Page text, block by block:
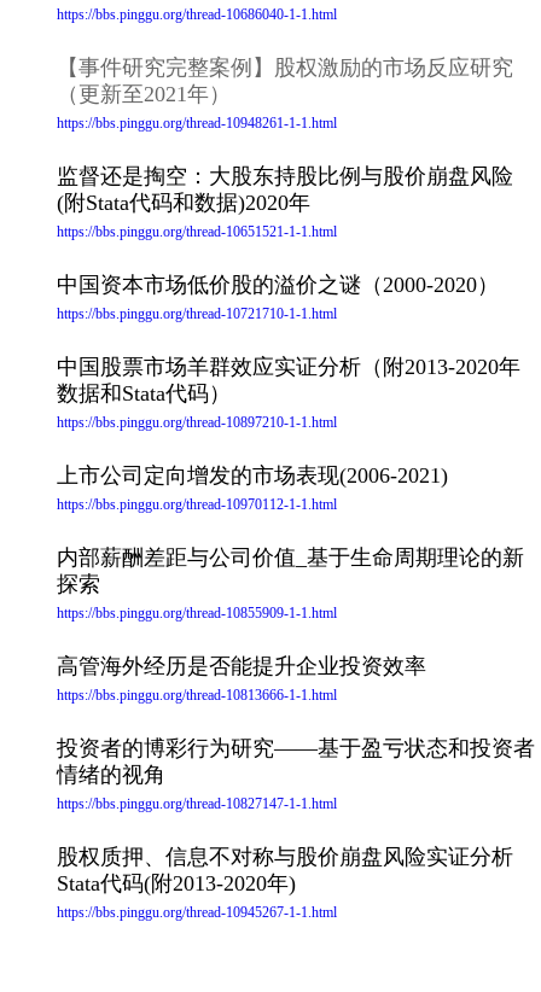
https://bbs.pinggu.org/thread-10686040-1-1.html
【事件研究完整案例】股权激励的市场反应研究
（更新至2021年）
https://bbs.pinggu.org/thread-10948261-1-1.html
监督还是掏空：大股东持股比例与股价崩盘风险
(附Stata代码和数据)2020年
https://bbs.pinggu.org/thread-10651521-1-1.html
中国资本市场低价股的溢价之谜（2000-2020）
https://bbs.pinggu.org/thread-10721710-1-1.html
中国股票市场羊群效应实证分析（附2013-2020年
数据和Stata代码）
https://bbs.pinggu.org/thread-10897210-1-1.html
上市公司定向增发的市场表现(2006-2021)
https://bbs.pinggu.org/thread-10970112-1-1.html
内部薪酬差距与公司价值_基于生命周期理论的新
探索
https://bbs.pinggu.org/thread-10855909-1-1.html
高管海外经历是否能提升企业投资效率
https://bbs.pinggu.org/thread-10813666-1-1.html
投资者的博彩行为研究——基于盈亏状态和投资者
情绪的视角
https://bbs.pinggu.org/thread-10827147-1-1.html
股权质押、信息不对称与股价崩盘风险实证分析
Stata代码(附2013-2020年)
https://bbs.pinggu.org/thread-10945267-1-1.html